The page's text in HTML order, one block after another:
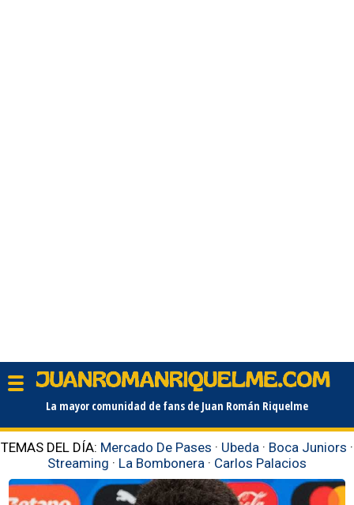
La mayor comunidad de fans de Juan Román Riquelme
TEMAS DEL DÍA: Mercado De Pases · Ubeda · Boca Juniors ·
Streaming · La Bombonera · Carlos Palacios